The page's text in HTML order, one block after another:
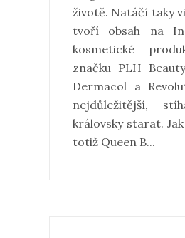
životě. Natáčí taky
tvoří obsah na
kosmetické
značku PLH
Dermacol a
nejdůležitější,
královsky starat.
totiž Queen B...